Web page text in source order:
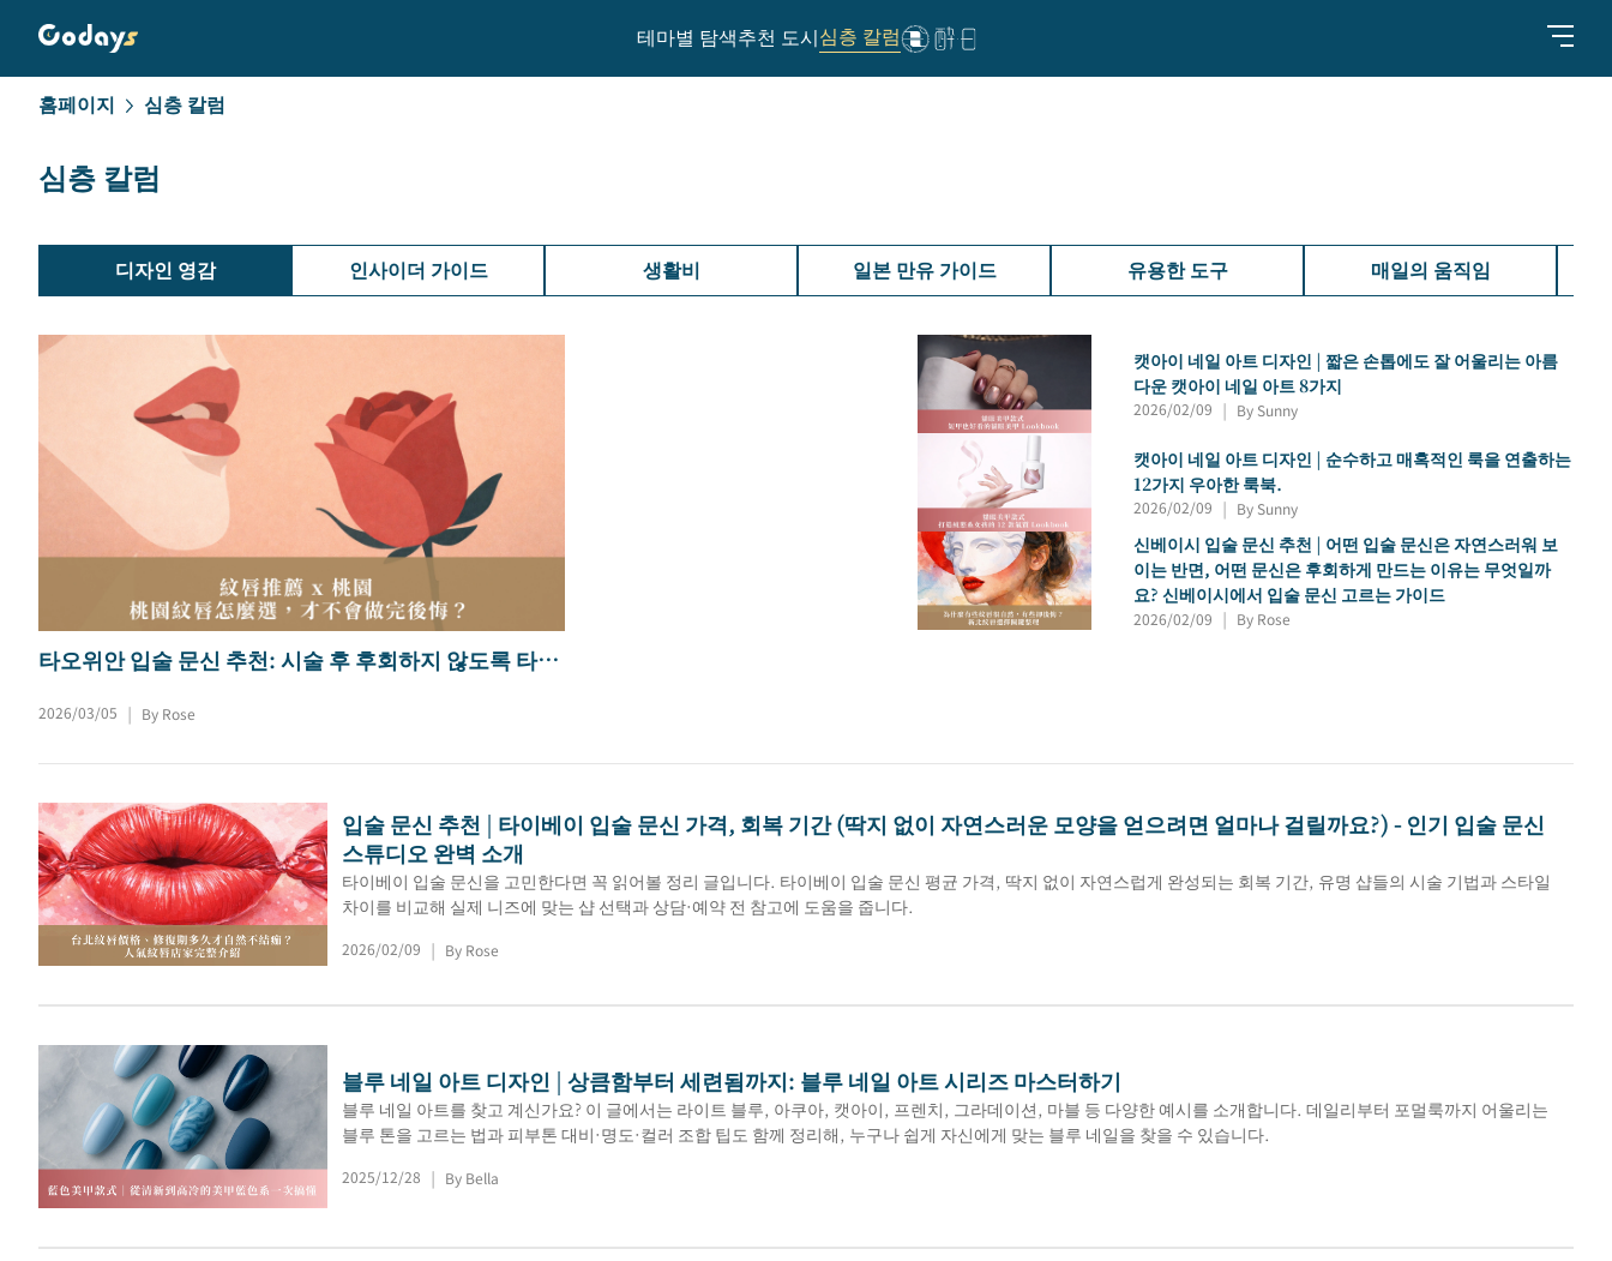
테마별 탐색추천 도시심층 칼럼
홈페이지 심층 칼럼
심층 칼럼
디자인 영감 인사이더 가이드 생활비 일본 만유 가이드 유용한 도구 매일의 움직임
타오위안 입술 문신 추천: 시술 후 후회하지 않도록 타오
?
2026/03/05 By Rose
캣아이 네일 아트 디자인 | 짧은 손톱에도 잘 어울리는 아름
다운 캣아이 네일 아트 8가지
2026/02/09
By Sunny
캣아이 네일 아트 디자인 | 순수하고 매혹적인 룩을 연출하는
12가지 우아한 룩북.
2026/02/09
By Sunny
신베이시 입술 문신 추천 | 어떤 입술 문신은 자연스러워 보
이는 반면, 어떤 문신은 후회하게 만드는 이유는 무엇일까
요? 신베이시에서 입술 문신 고르는 가이드
2026/02/09
By Rose
입술 문신 추천 | 타이베이 입술 문신 가격, 회복 기간 (딱지 없이 자연스러운 모양을 얻으려면 얼마나 걸릴까요?) - 인기 입술 문신
스튜디오 완벽 소개
타이베이 입술 문신을 고민한다면 꼭 읽어볼 정리 글입니다. 타이베이 입술 문신 평균 가격, 딱지 없이 자연스럽게 완성되는 회복 기간, 유명 샵들의 시술 기법과 스타일
차이를 비교해 실제 니즈에 맞는 샵 선택과 상담·예약 전 참고에 도움을 줍니다.
2026/02/09 By Rose
블루 네일 아트 디자인 | 상큼함부터 세련됨까지: 블루 네일 아트 시리즈 마스터하기
블루 네일 아트를 찾고 계신가요? 이 글에서는 라이트 블루, 아쿠아, 캣아이, 프렌치, 그라데이션, 마블 등 다양한 예시를 소개합니다. 데일리부터 포멀룩까지 어울리는
블루 톤을 고르는 법과 피부톤 대비·명도·컬러 조합 팁도 함께 정리해, 누구나 쉽게 자신에게 맞는 블루 네일을 찾을 수 있습니다.
2025/12/28 By Bella